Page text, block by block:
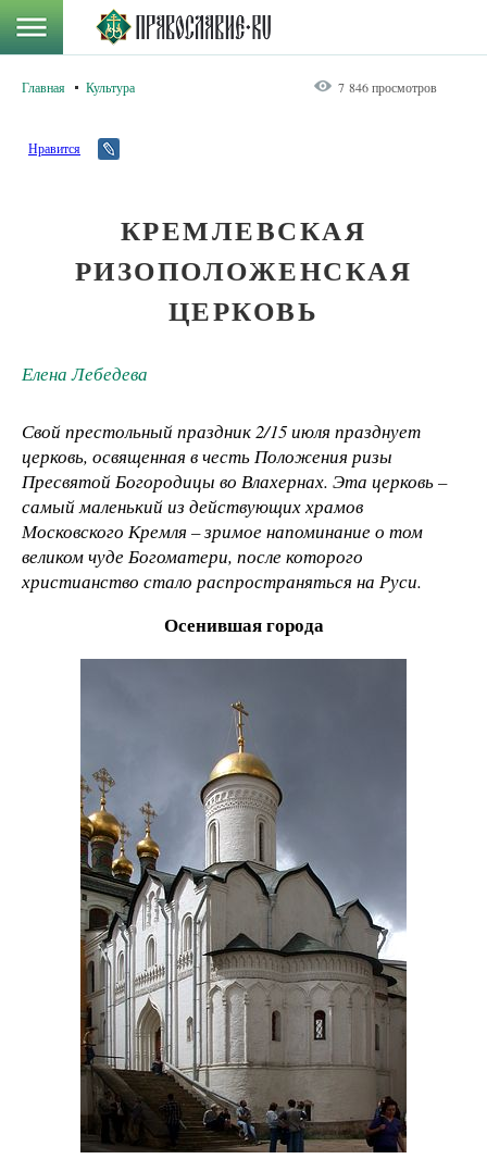
Главная Культура 7 846 просмотров
Нравится
КРЕМЛЕВСКАЯ
РИЗОПОЛОЖЕНСКАЯ
ЦЕРКОВЬ
Елена Лебедева
Свой престольный праздник 2/15 июля празднует
церковь, освященная в честь Положения ризы
Пресвятой Богородицы во Влахернах. Эта церковь –
самый маленький из действующих храмов
Московского Кремля – зримое напоминание о том
великом чуде Богоматери, после которого
христианство стало распространяться на Руси.
Осенившая города